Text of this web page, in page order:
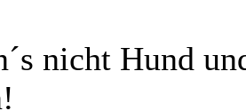
nicht Hund